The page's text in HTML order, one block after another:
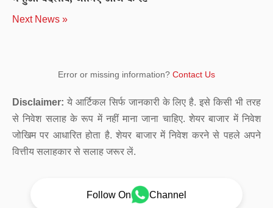
Next News »
Error or missing information? Contact Us
Disclaimer: ये आर्टिकल सिर्फ जानकारी के लिए है. इसे किसी भी तरह
से निवेश सलाह के रूप में नहीं माना जाना चाहिए. शेयर बाजार में निवेश
जोखिम पर आधारित होता है. शेयर बाजार में निवेश करने से पहले अपने
वित्तीय सलाहकार से सलाह जरूर लें.
Follow On Channel